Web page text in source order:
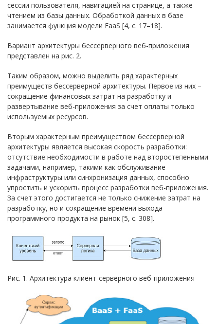
сессии пользователя, навигацией на странице, а также
чтением из базы данных. Обработкой данных в базе
занимается функция модели FaaS [4, с. 17–18].
Вариант архитектуры бессерверного веб-приложения
представлен на рис. 2.
Таким образом, можно выделить ряд характерных
преимуществ бессерверной архитектуры. Первое из них –
сокращение финансовых затрат на разработку и
развертывание веб-приложения за счет оплаты только
используемых ресурсов.
Вторым характерным преимуществом бессерверной
архитектуры является высокая скорость разработки:
отсутствие необходимости в работе над второстепенными
задачами, например, такими как обслуживание
инфраструктуры или синхронизация данных, способно
упростить и ускорить процесс разработки веб-приложения.
За счет этого достигается не только снижение затрат на
разработку, но и сокращение времени выхода
программного продукта на рынок [5, с. 308].
Рис. 1. Архитектура клиент-серверного веб-приложения